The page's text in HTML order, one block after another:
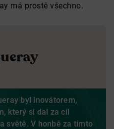
má prostě všechno.
byl inovátorem,
který si dal za cíl
světě. V honbě za tímto